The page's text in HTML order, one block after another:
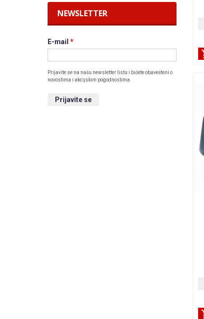
NEWSLETTER
E-mail *
Prijavite se na našu newsletter listu i bićete obavešteni o
novostima i akcijskim pogodnostima.